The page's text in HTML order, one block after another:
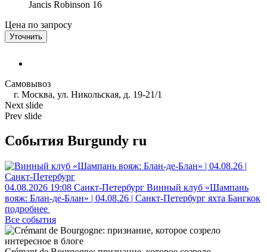
Jancis Robinson 16
Цена по запросу
Уточнить
Самовывоз
г. Москва, ул. Никольская, д. 19-21/1
Next slide
Prev slide
События Burgundy ru
04.08.2026 19:08 Санкт-Петербург Винный клуб «Шампань
вояж: Блан-де-Блан» | 04.08.26 | Санкт-Петербург яхта Бангкок
подробнее
Все события
интересное в блоге